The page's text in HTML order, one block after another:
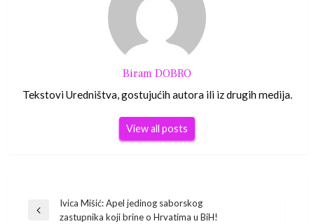
Biram DOBRO
Tekstovi Uredništva, gostujućih autora ili iz drugih medija.
View all posts
Navigacija
Previous
Ivica Mišić: Apel jedinog saborskog
zastupnika koji brine o Hrvatima u BiH!